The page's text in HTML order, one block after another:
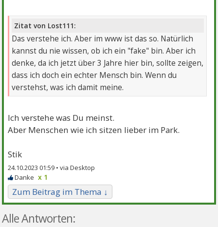
Zitat von Lost111:
Das verstehe ich. Aber im www ist das so. Natürlich
kannst du nie wissen, ob ich ein "fake" bin. Aber ich
denke, da ich jetzt über 3 Jahre hier bin, sollte zeigen,
dass ich doch ein echter Mensch bin. Wenn du
verstehst, was ich damit meine.
Ich verstehe was Du meinst.
Aber Menschen wie ich sitzen lieber im Park.
Stik
24.10.2023 01:59 •
x 1
Zum Beitrag im Thema ↓
Alle Antworten: